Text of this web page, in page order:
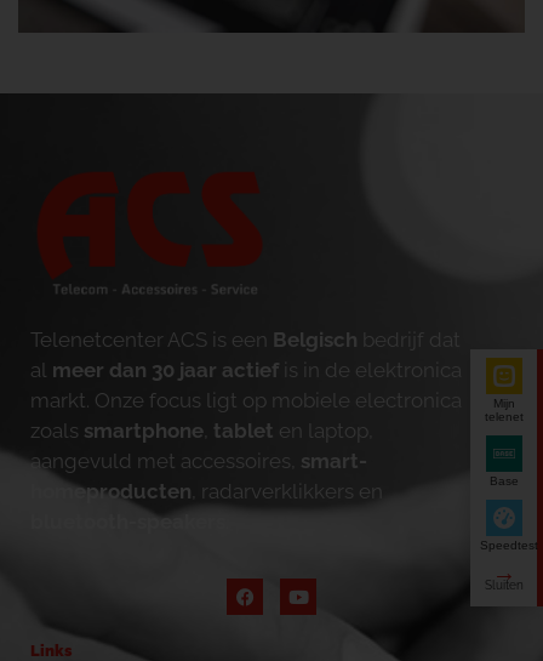
Telenetcenter ACS is een Belgisch bedrijf dat
al meer dan 30 jaar actief is in de elektronica
markt. Onze focus ligt op mobiele electronica
zoals smartphone tablet en laptop,
aangevuld met accessoires, smart-
homeproducten , radarverklikkers en
bluetooth-speakers
Links
Mijn
telenet
Base
Speedtest